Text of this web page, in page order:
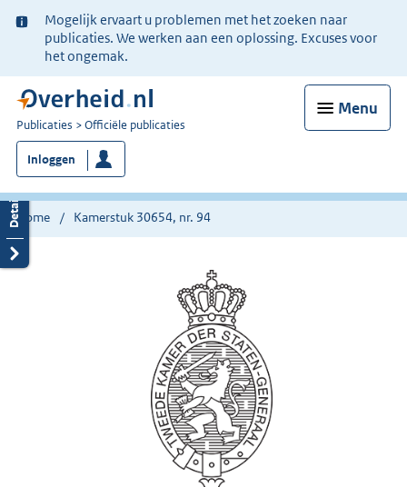
Ter
informatie:
Mogelijk ervaart u problemen met het zoeken naar
publicaties. We werken aan een oplossing. Excuses voor
het ongemak.
Menu
U
bent
nu
hier:
Publicaties Officiële publicaties
Inloggen
Home Kamerstuk 30654, nr. 94